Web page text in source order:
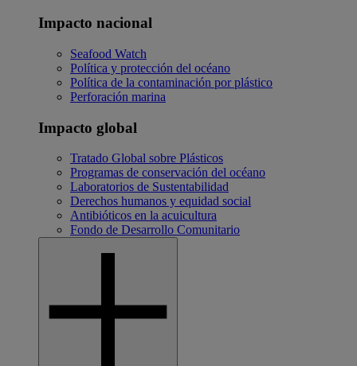
Impacto nacional
Seafood Watch
Política y protección del océano
Política de la contaminación por plástico
Perforación marina
Impacto global
Tratado Global sobre Plásticos
Programas de conservación del océano
Laboratorios de Sustentabilidad
Derechos humanos y equidad social
Antibióticos en la acuicultura
Fondo de Desarrollo Comunitario